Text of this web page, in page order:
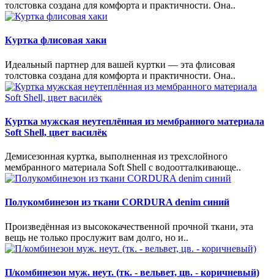
толстовка создана для комфорта и практичности. Она..
Куртка флисовая хаки
Идеальный партнер для вашей куртки — эта флисовая
толстовка создана для комфорта и практичности. Она..
Куртка мужская неутеплённая из мембранного материала
Soft Shell, цвет василёк
Демисезонная куртка, выполненная из трехслойного
мембранного материала Soft Shell с водоотталкивающе..
Полукомбинезон из ткани CORDURA denim синий
Произведённая из высококачественной прочной ткани, эта
вещь не только прослужит вам долго, но и..
П/комбинезон муж. неут. (тк. - вельвет, цв. - коричневый)